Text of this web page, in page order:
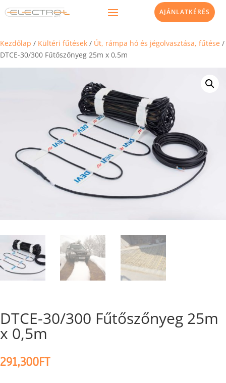
AJÁNLATKÉRÉS
Kezdőlap / Kültéri fűtések / Út, rámpa hó és jégolvasztása, fűtése /
DTCE-30/300 Fűtőszőnyeg 25m x 0,5m
DTCE-30/300 Fűtőszőnyeg 25m
x 0,5m
291,300FT